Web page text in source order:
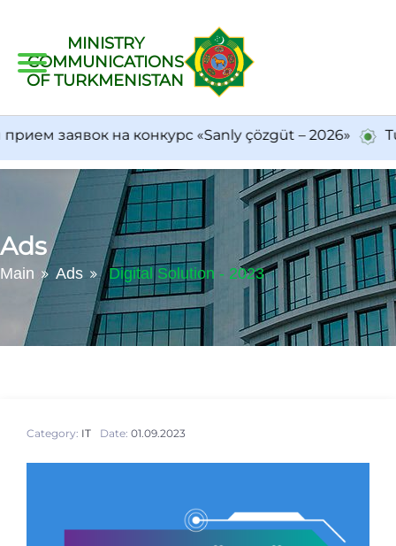
MINISTRY
COMMUNICATIONS
OF TURKMENISTAN
заявок на конкурс «Sanly çözgüt – 2026»
Ads
Main Ads Digital Solution - 2023
Category: IT Date: 01.09.2023